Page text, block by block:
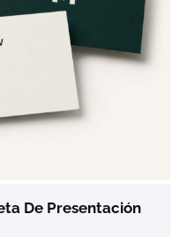
De Presentación